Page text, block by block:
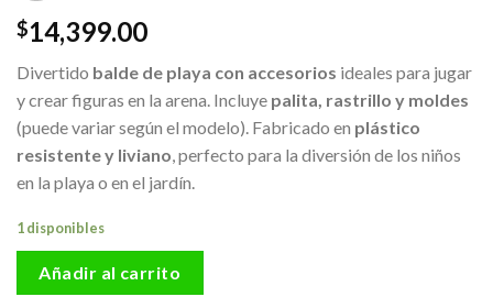
$14,399.00
Divertido balde de playa con accesorios ideales para jugar
y crear figuras en la arena. Incluye palita, rastrillo y moldes
(puede variar según el modelo). Fabricado en plástico
resistente y liviano, perfecto para la diversión de los niños
en la playa o en el jardín.
1 disponibles
Añadir al carrito